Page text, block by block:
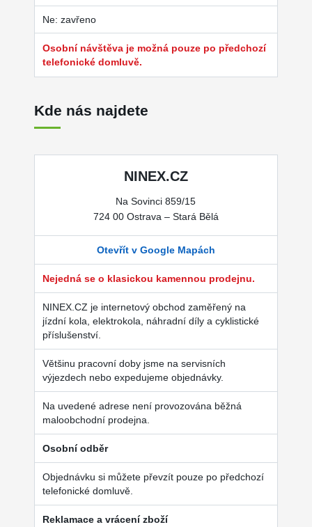
Ne: zavřeno
Osobní návštěva je možná pouze po předchozí
telefonické domluvě.
Kde nás najdete
NINEX.CZ
Na Sovinci 859/15
724 00 Ostrava – Stará Bělá
Otevřít v Google Mapách
Nejedná se o klasickou kamennou prodejnu.
NINEX.CZ je internetový obchod zaměřený na
jízdní kola, elektrokola, náhradní díly a cyklistické
příslušenství.
Většinu pracovní doby jsme na servisních
výjezdech nebo expedujeme objednávky.
Na uvedené adrese není provozována běžná
maloobchodní prodejna.
Osobní odběr
Objednávku si můžete převzít pouze po předchozí
telefonické domluvě.
Reklamace a vrácení zboží